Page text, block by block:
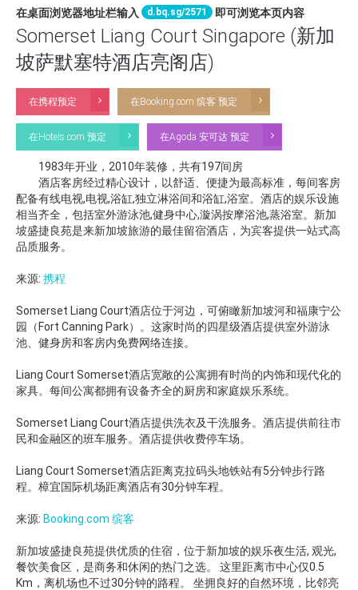
在桌面浏览器地址栏输入 d.bq.sg/2571 即可浏览本页内容
Somerset Liang Court Singapore (新加
坡萨默塞特酒店亮阁店)
在携程预定 在Booking.com 缤客 预定
在Hotels.com 预定 在Agoda 安可达 预定
1983年开业，2010年装修，共有197间房
酒店客房经过精心设计，以舒适、便捷为最高标准，每间客房
配备有线电视,电视,浴缸,独立淋浴间和浴缸,浴室。酒店的娱乐设施
相当齐全，包括室外游泳池,健身中心,漩涡按摩浴池,蒸浴室。新加
坡盛捷良苑是来新加坡旅游的最佳留宿酒店，为宾客提供一站式高
品质服务。
来源: 携程
Somerset Liang Court酒店位于河边，可俯瞰新加坡河和福康宁公
园（Fort Canning Park）。这家时尚的四星级酒店提供室外游泳
池、健身房和客房内免费网络连接。
Liang Court Somerset酒店宽敞的公寓拥有时尚的内饰和现代化的
家具。每间公寓都拥有设备齐全的厨房和家庭娱乐系统。
Somerset Liang Court酒店提供洗衣及干洗服务。酒店提供前往市
民和金融区的班车服务。酒店提供收费停车场。
Liang Court Somerset酒店距离克拉码头地铁站有5分钟步行路
程。樟宜国际机场距离酒店有30分钟车程。
来源: Booking.com 缤客
新加坡盛捷良苑提供优质的住宿，位于新加坡的娱乐夜生活, 观光,
餐饮美食区，是商务和休闲的热门之选。 这里距离市中心仅0.5
Km，离机场也不过30分钟的路程。 坐拥良好的自然环境，比邻亮